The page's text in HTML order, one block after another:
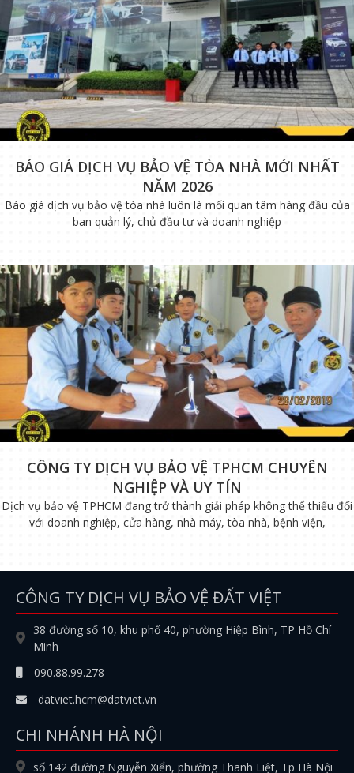
BÁO GIÁ DỊCH VỤ BẢO VỆ TÒA NHÀ MỚI NHẤT
NĂM 2026
Báo giá dịch vụ bảo vệ tòa nhà luôn là mối quan tâm hàng đầu của
ban quản lý, chủ đầu tư và doanh nghiệp
CÔNG TY DỊCH VỤ BẢO VỆ TPHCM CHUYÊN
NGHIỆP VÀ UY TÍN
Dịch vụ bảo vệ TPHCM đang trở thành giải pháp không thể thiếu đối
với doanh nghiệp, cửa hàng, nhà máy, tòa nhà, bệnh viện,
CÔNG TY DỊCH VỤ BẢO VỆ ĐẤT VIỆT
38 đường số 10, khu phố 40, phường Hiệp Bình, TP Hồ Chí
Minh
090.88.99.278
datviet.hcm@datviet.vn
CHI NHÁNH HÀ NỘI
số 142 đường Nguyễn Xiển, phường Thanh Liệt, Tp Hà Nội